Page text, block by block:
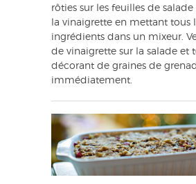
rôties sur les feuilles de
la vinaigrette en mettant tous
ingrédients dans un mixeur.
de vinaigrette sur la salade et
décorant de graines de
immédiatement.